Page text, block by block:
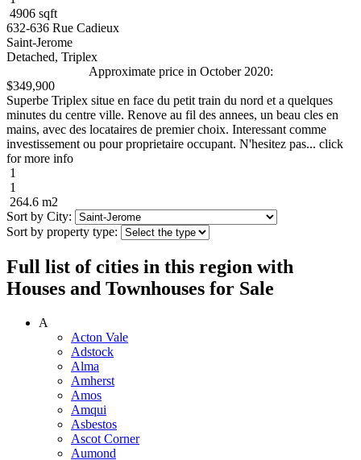
4906 sqft
632-636 Rue Cadieux
Saint-Jerome
Detached, Triplex
Approximate price in October 2020:
$349,900
Superbe Triplex situe en face du petit train du nord et a quelques
minutes du centre ville. Renove au fil des annees, un beau cles en
mains, avec des locataires de premier choix. Interessant comme
investissement ou pour proprietaire occupant. N'hesitez pas... click
for more info
1
1
264.6 m2
Sort by City:
Sort by property type:
Full list of cities in this region with
Houses and Townhouses for Sale
A
Acton Vale
Adstock
Alma
Amherst
Amos
Amqui
Asbestos
Ascot Corner
Aumond